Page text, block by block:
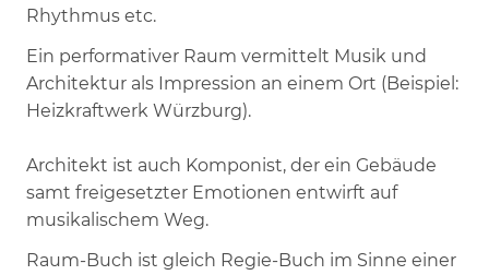
Rhythmus etc.
Ein performativer Raum vermittelt Musik und
Architektur als Impression an einem Ort (Beispiel:
Heizkraftwerk Würzburg).
Architekt ist auch Komponist, der ein Gebäude
samt freigesetzter Emotionen entwirft auf
musikalischem Weg.
Raum-Buch ist gleich Regie-Buch im Sinne einer